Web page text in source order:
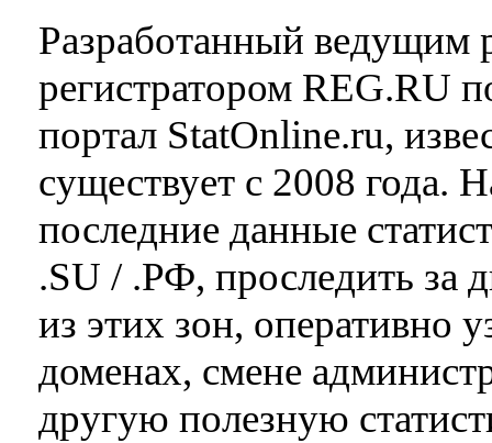
Разработанный ведущим
регистратором REG.RU
портал StatOnline.ru,
существует с 2008 года.
последние данные
.SU / .РФ, проследить за
из этих зон, оперативно
доменах, смене
другую полезную